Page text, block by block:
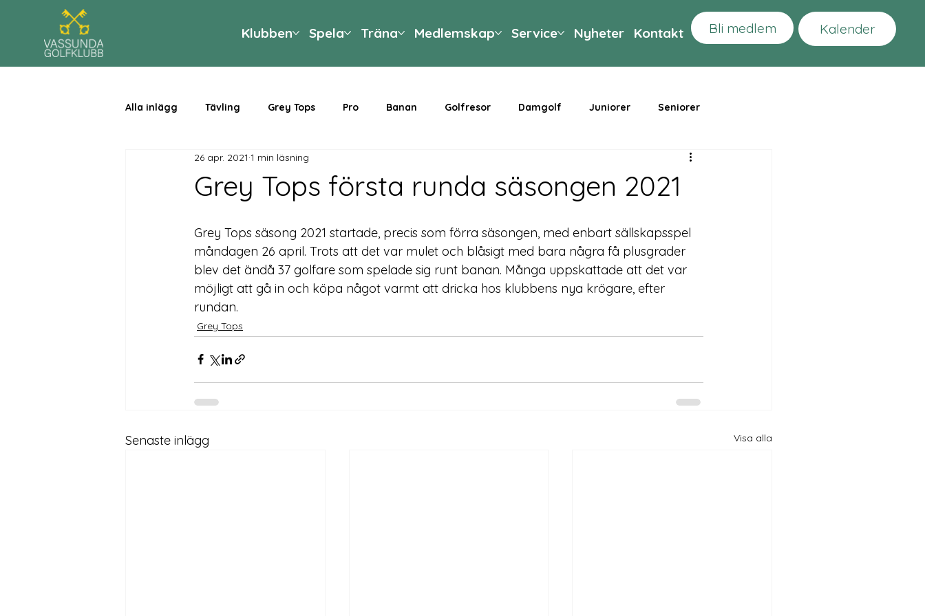
Klubben Spela Träna Medlemskap Service Nyheter Kontakt Bli medlem Kalender
Alla inlägg Tävling Grey Tops Pro Banan Golfresor Damgolf Juniorer Seniorer
Grey Tops första runda säsongen 2021
26 apr. 2021 1 min läsning
Grey Tops säsong 2021 startade, precis som förra säsongen, med enbart sällskapsspel
måndagen 26 april. Trots att det var mulet och blåsigt med bara några få plusgrader
blev det ändå 37 golfare som spelade sig runt banan. Många uppskattade att det var
möjligt att gå in och köpa något varmt att dricka hos klubbens nya krögare, efter
rundan.
Grey Tops
Senaste inlägg Visa alla